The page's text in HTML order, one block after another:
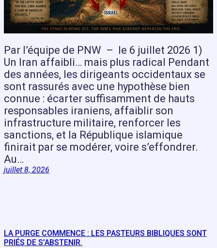
Par l’équipe de PNW – le 6 juillet 2026 1)
Un Iran affaibli… mais plus radical Pendant
des années, les dirigeants occidentaux se
sont rassurés avec une hypothèse bien
connue : écarter suffisamment de hauts
responsables iraniens, affaiblir son
infrastructure militaire, renforcer les
sanctions, et la République islamique
finirait par se modérer, voire s’effondrer.
Au…
juillet 8, 2026
LA PURGE COMMENCE : LES PASTEURS BIBLIQUES SONT
PRIÉS DE S’ABSTENIR.